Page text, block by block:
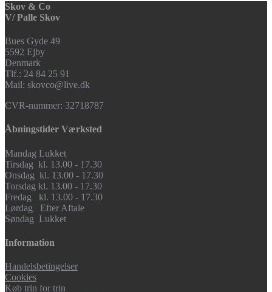
Skov & Co
V/ Palle Skov
Bues Gyde 49
5592 Ejby
Denmark
Tlf.: 24 84 25 91
Mail: skovco@live.dk
CVR-nummer: 32718787
Åbningstider Værksted
Mandag Lukket
Tirsdag kl. 13.00 - 17.30
Onsdag kl. 13.00 - 17.30
Torsdag kl. 13.00 - 17.30
Fredag kl. 13.00 - 17.30
Lørdag Efter Aftale
Søndag Lukket
Information
Handelsbetingelser
Cookies
Køb trin for trin